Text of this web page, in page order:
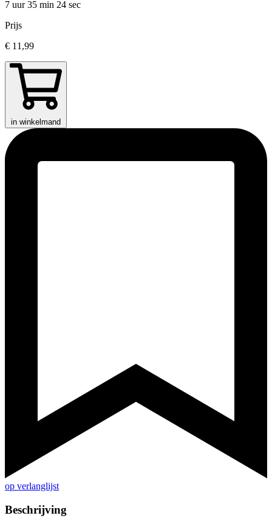
7 uur 35 min 24 sec
Prijs
€ 11,99
in winkelmand
op verlanglijst
Beschrijving